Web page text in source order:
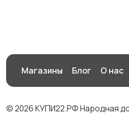
Магазины Блог О нас
© 2026 КУПИ22.РФ Народная